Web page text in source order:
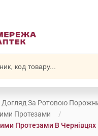
Догляд За Ротовою
Протезами
Протезами В Чернівцях